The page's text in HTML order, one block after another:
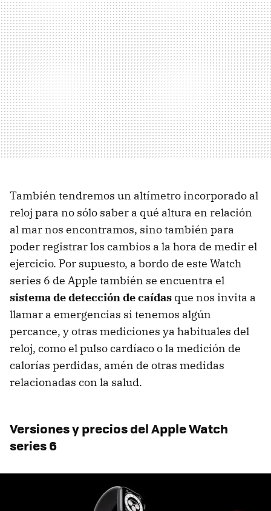
También tendremos un altímetro incorporado al
reloj para no sólo saber a qué altura en relación
al mar nos encontramos, sino también para
poder registrar los cambios a la hora de medir el
ejercicio. Por supuesto, a bordo de este Watch
series 6 de Apple también se encuentra el
sistema de detección de caídas que nos invita a
llamar a emergencias si tenemos algún
percance, y otras mediciones ya habituales del
reloj, como el pulso cardíaco o la medición de
calorías perdidas, amén de otras medidas
relacionadas con la salud.
Versiones y precios del Apple Watch
series 6